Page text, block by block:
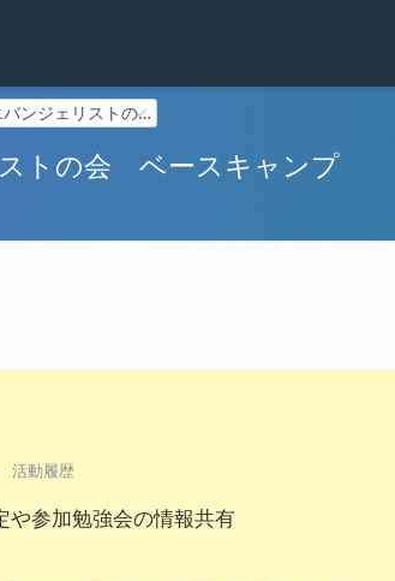
redmineエバンジェリストの会 ベースキャンプ
トの会 ベースキャンプ
活動履歴
参加勉強会の情報共有